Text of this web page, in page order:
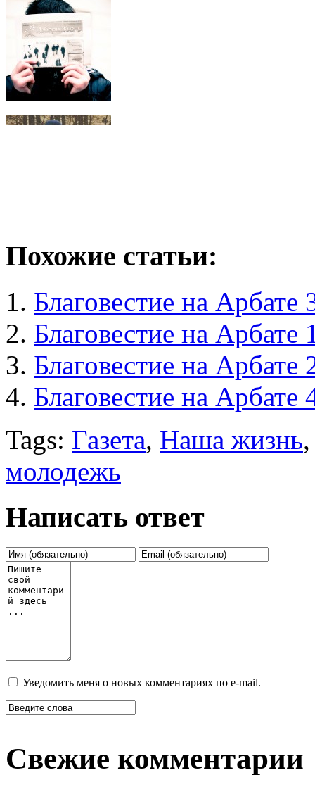
Похожие статьи:
Благовестие на Арбате
Благовестие на Арбате
Благовестие на Арбате
Благовестие на
Tags: Газета, Наша жизнь
молодежь
Написать ответ
Уведомить меня о новых комментариях по e-mail.
Свежие комментарии